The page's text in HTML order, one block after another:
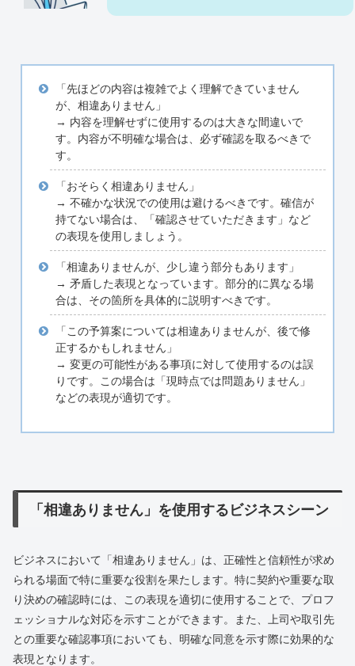
「先ほどの内容は複雑でよく理解できていません
が、相違ありません」
→ 内容を理解せずに使用するのは大きな間違いで
す。内容が不明確な場合は、必ず確認を取るべきで
す。
「おそらく相違ありません」
→ 不確かな状況での使用は避けるべきです。確信が
持てない場合は、「確認させていただきます」など
の表現を使用しましょう。
「相違ありませんが、少し違う部分もあります」
→ 矛盾した表現となっています。部分的に異なる場
合は、その箇所を具体的に説明すべきです。
「この予算案については相違ありませんが、後で修
正するかもしれません」
→ 変更の可能性がある事項に対して使用するのは誤
りです。この場合は「現時点では問題ありません」
などの表現が適切です。
「相違ありません」を使用するビジネスシーン
ビジネスにおいて「相違ありません」は、正確性と信頼性が求め
られる場面で特に重要な役割を果たします。特に契約や重要な取
り決めの確認時には、この表現を適切に使用することで、プロフ
ェッショナルな対応を示すことができます。また、上司や取引先
との重要な確認事項においても、明確な同意を示す際に効果的な
表現となります。